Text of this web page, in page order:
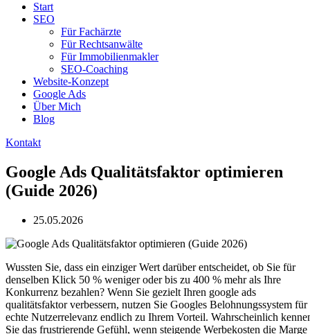
Start
SEO
Für Fachärzte
Für Rechtsanwälte
Für Immobilienmakler
SEO-Coaching
Website-Konzept
Google Ads
Über Mich
Blog
Kontakt
Google Ads Qualitätsfaktor optimieren
(Guide 2026)
25.05.2026
Wussten Sie, dass ein einziger Wert darüber entscheidet, ob Sie für
denselben Klick 50 % weniger oder bis zu 400 % mehr als Ihre
Konkurrenz bezahlen? Wenn Sie gezielt Ihren google ads
qualitätsfaktor verbessern, nutzen Sie Googles Belohnungssystem für
echte Nutzerrelevanz endlich zu Ihrem Vorteil. Wahrscheinlich
Sie das frustrierende Gefühl, wenn steigende Werbekosten die Marge